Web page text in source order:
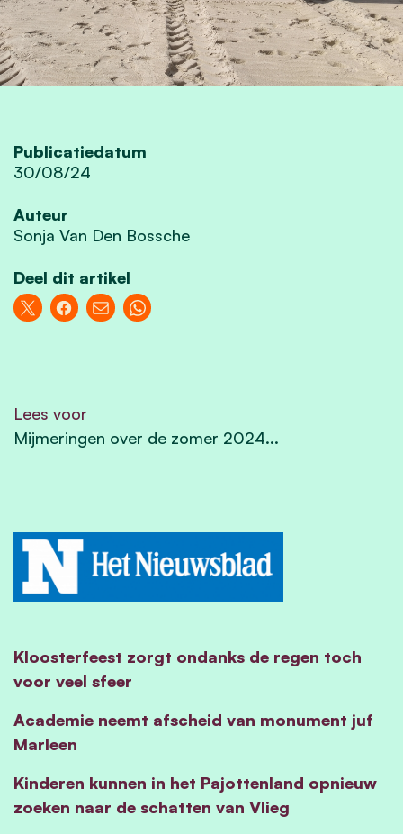
Publicatiedatum
30/08/24
Auteur
Sonja Van Den Bossche
Deel dit artikel
Lees voor
Mijmeringen over de zomer 2024...
Kloosterfeest zorgt ondanks de regen toch
voor veel sfeer
Academie neemt afscheid van monument juf
Marleen
Kinderen kunnen in het Pajottenland opnieuw
zoeken naar de schatten van Vlieg